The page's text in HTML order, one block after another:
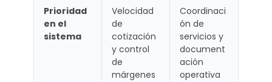
Prioridad
en el
sistema
Velocidad
de
cotización
y control
de
márgenes
Coordinaci
ón de
servicios y
document
ación
operativa